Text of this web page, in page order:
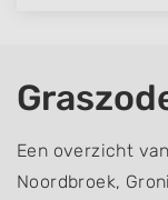
Een overzicht
Noordbroek,